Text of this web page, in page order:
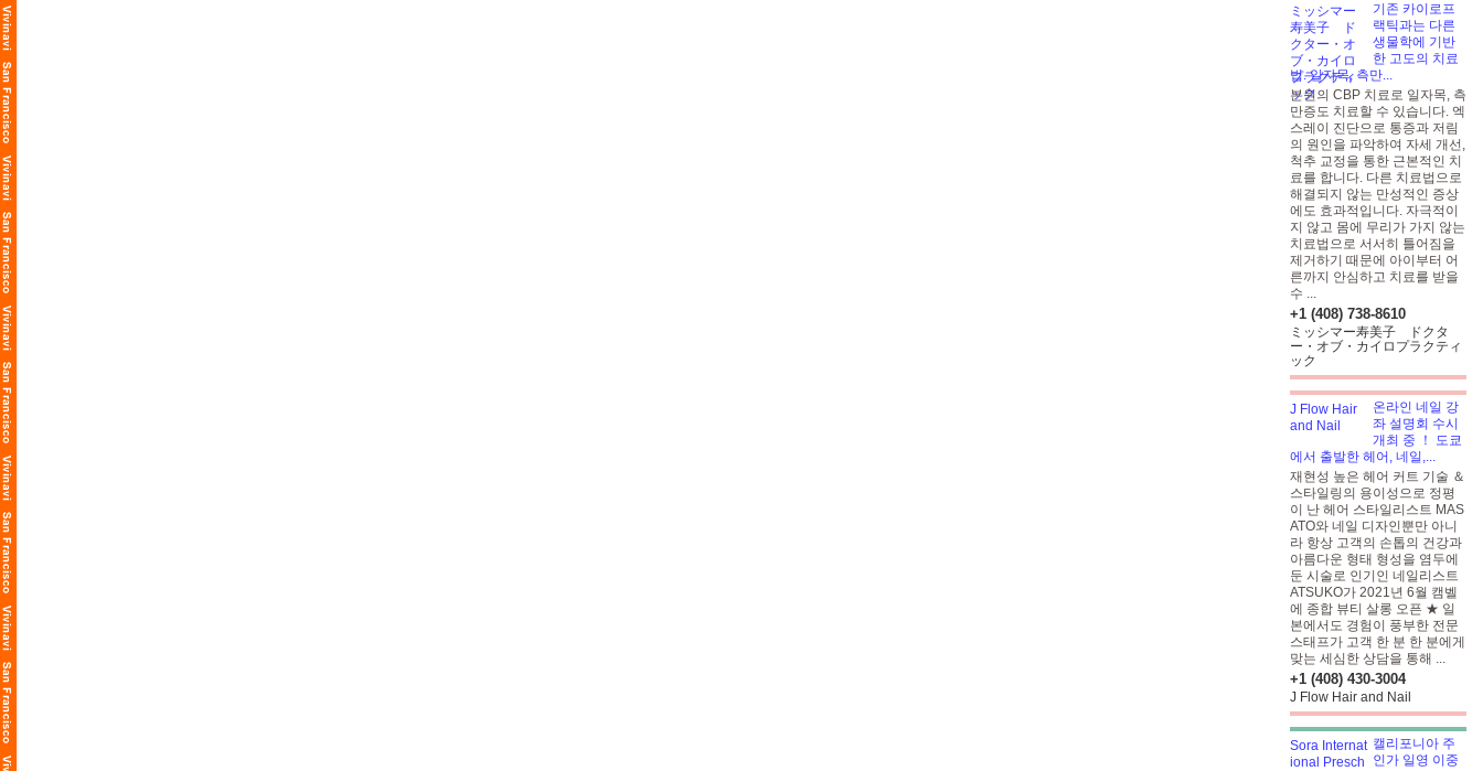
기존 카이로프
랙틱과는 다른
생물학에 기반
한 고도의 치료
법. 일자목, 측만...
본원의 CBP 치료로 일자목, 측
만증도 치료할 수 있습니다. 엑
스레이 진단으로 통증과 저림
의 원인을 파악하여 자세 개선,
척추 교정을 통한 근본적인 치
료를 합니다. 다른 치료법으로
해결되지 않는 만성적인 증상
에도 효과적입니다. 자극적이
지 않고 몸에 무리가 가지 않는
치료법으로 서서히 틀어짐을
제거하기 때문에 아이부터 어
른까지 안심하고 치료를 받을
수 ...
+1 (408) 738-8610
ミッシマー寿美子 ドクタ
ー・オブ・カイロプラクティ
ック
온라인 네일 강
좌 설명회 수시
개최 중 ！ 도쿄
에서 출발한 헤어, 네일,...
재현성 높은 헤어 커트 기술 ＆
스타일링의 용이성으로 정평
이 난 헤어 스타일리스트 MAS
ATO와 네일 디자인뿐만 아니
라 항상 고객의 손톱의 건강과
아름다운 형태 형성을 염두에
둔 시술로 인기인 네일리스트
ATSUKO가 2021년 6월 캠벨
에 종합 뷰티 살롱 오픈 ★ 일
본에서도 경험이 풍부한 전문
스태프가 고객 한 분 한 분에게
맞는 세심한 상담을 통해 ...
+1 (408) 430-3004
J Flow Hair and Nail
캘리포니아 주
인가 일영 이중